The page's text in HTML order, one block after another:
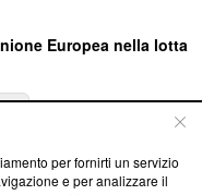
Europea nella lotta
su Blasting
per fornirti un servizio
e per analizzare il